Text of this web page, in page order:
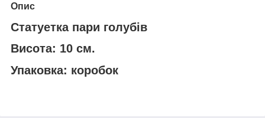
Опис
Статуетка пари голубів
Висота: 10 см.
Упаковка: коробок